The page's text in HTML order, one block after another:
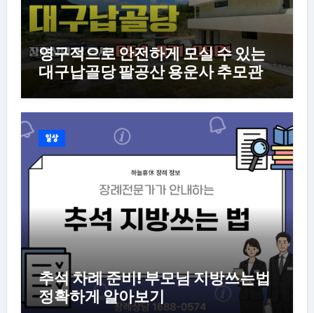
영구적으로 안전하게 모실 수 있는
대구납골당 팔공산 용운사 추모관
일상
추석 차례 준비! 부모님 지방쓰는법
정확하게 알아보기